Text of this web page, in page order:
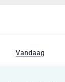
Vandaag